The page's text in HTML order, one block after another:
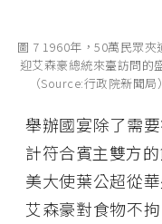
圖 7 1960年，50萬民眾夾
迎艾森豪總統來臺訪問的
（Source:行政院新聞局）
舉辦國宴除了需
計符合賓主雙方
美大使葉公超從
艾森豪對食物不